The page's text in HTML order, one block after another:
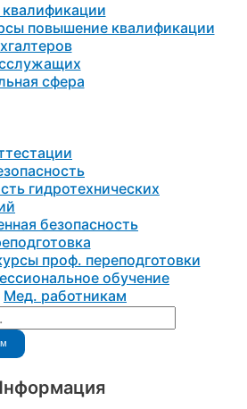
повышение квалификации
сфера
гидротехнических
безопасность
проф. переподготовки
обучение
Мед. работникам